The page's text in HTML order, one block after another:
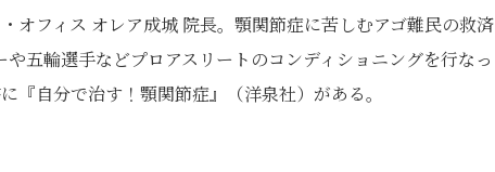
フィス オレア成城 院長。顎関節症に苦しむアゴ難民の救済
五輪選手などプロアスリートのコンディショニングを行なっ
自分で治す！顎関節症』（洋泉社）がある。